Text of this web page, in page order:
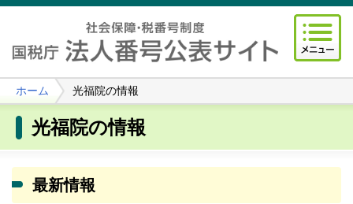
ホーム 光福院の情報
光福院の情報
最新情報